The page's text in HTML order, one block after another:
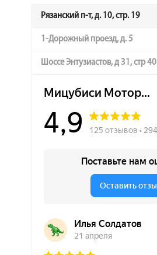
Рязанский п-т, д. 10, стр. 19
1-Дорожный проезд, д. 5
Шоссе Энтузиастов, д 31, стр 40